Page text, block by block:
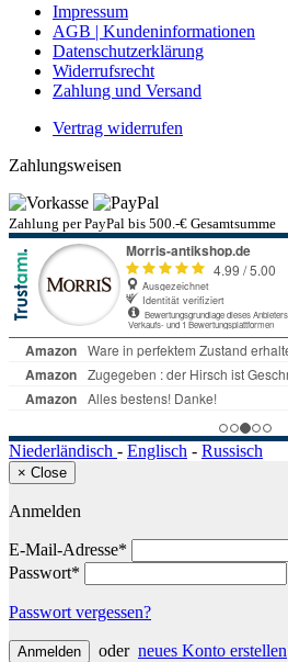
Impressum
AGB | Kundeninformationen
Datenschutzerklärung
Widerrufsrecht
Zahlung und Versand
Vertrag widerrufen
Zahlungsweisen
Zahlung per PayPal bis 500.-€ Gesamtsumme
Niederländisch - Englisch - Russisch
× Close
Anmelden
E-Mail-Adresse*
Passwort*
Passwort vergessen?
Anmelden oder neues Konto erstellen